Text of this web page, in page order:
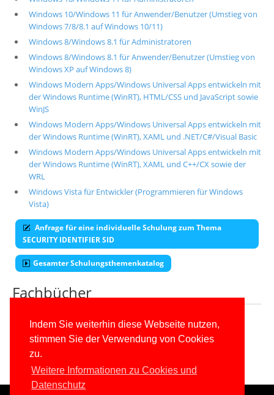
Indem Sie weiterhin diese Webseite nutzen,
stimmen Sie der Verwendung von Cookies
zu.
Weitere Informationen zu Cookies und
Datenschutz
Windows 10/Windows 11 für Anwender/Benutzer (Umstieg von
Windows 7/8/8.1 auf Windows 10/11)
Windows 8/Windows 8.1 für Administratoren
Windows 8/Windows 8.1 für Anwender/Benutzer (Umstieg von
Windows XP auf Windows 8)
Windows Modern Apps/Windows Universal Apps entwickeln mit
der Windows Runtime (WinRT), HTML/CSS und JavaScript sowie
WinJS
Windows Modern Apps/Windows Universal Apps entwickeln mit
der Windows Runtime (WinRT), XAML und .NET/C#/Visual Basic
Windows Modern Apps/Windows Universal Apps entwickeln mit
der Windows Runtime (WinRT), XAML und C++/CX sowie der
WRL
Windows Vista für Entwickler (Programmieren für Windows
Vista)
Anfrage für eine individuelle Schulung zum Thema
SECURITY IDENTIFIER SID
Gesamter Schulungsthemenkatalog
Fachbücher
Alle unsere aktuellen Fachbücher
E-Book-Abo für ab 99 Euro im Jahr